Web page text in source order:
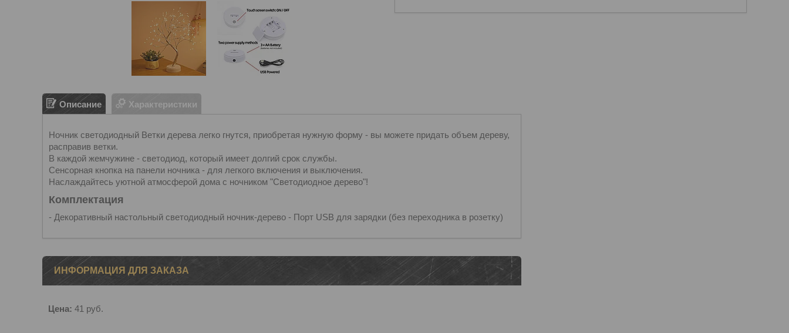
Описание Характеристики
Ночник светодиодный Ветки дерева легко гнутся, приобретая нужную форму - вы можете придать объем дереву,
расправив ветки.
В каждой жемчужине - светодиод, который имеет долгий срок службы.
Сенсорная кнопка на панели ночника - для легкого включения и выключения.
Наслаждайтесь уютной атмосферой дома с ночником "Светодиодное дерево"!
Комплектация
- Декоративный настольный светодиодный ночник-дерево - Порт USB для зарядки (без переходника в розетку)
ИНФОРМАЦИЯ ДЛЯ ЗАКАЗА
Цена: 41 руб.